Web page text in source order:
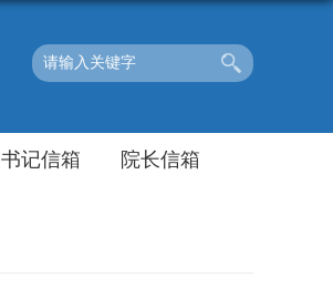
书记信箱 院长信箱